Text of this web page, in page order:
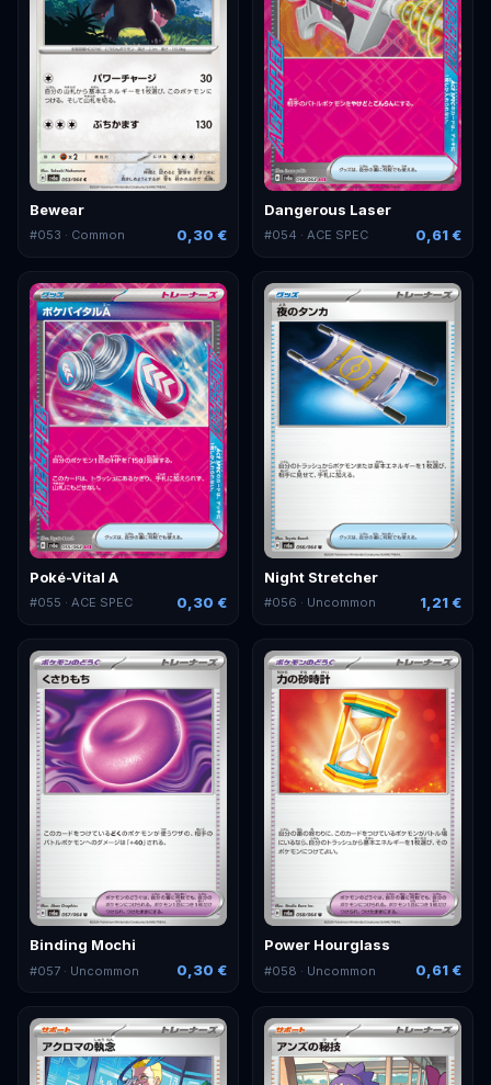
Bewear
#053 · Common 0,30 €
Dangerous Laser
#054 · ACE SPEC 0,61 €
Poké-Vital A
#055 · ACE SPEC 0,30 €
Night Stretcher
#056 · Uncommon 1,21 €
Binding Mochi
#057 · Uncommon 0,30 €
Power Hourglass
#058 · Uncommon 0,61 €